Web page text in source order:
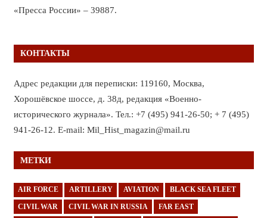
«Пресса России» – 39887.
КОНТАКТЫ
Адрес редакции для переписки: 119160, Москва,
Хорошёвское шоссе, д. 38д, редакция «Военно-
исторического журнала». Тел.: +7 (495) 941-26-50; + 7 (495)
941-26-12. E-mail: Mil_Hist_magazin@mail.ru
МЕТКИ
AIR FORCE ARTILLERY AVIATION BLACK SEA FLEET
CIVIL WAR CIVIL WAR IN RUSSIA FAR EAST